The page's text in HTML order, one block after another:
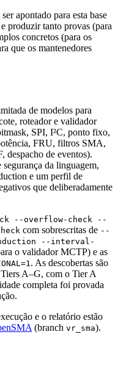
apontado para esta base
produzir tanto provas (para
concretos (para os
que os mantenedores
de modelos para
roteador e validador
SPI, I²C, ponto fixo,
FRU, filtros SMA,
despacho de eventos).
da linguagem,
e um perfil de
que deliberadamente
--overflow-check --
com sobrescritas de --
--interval-
o validador MCTP) e as
. As descobertas são
Tiers A–G, com o Tier A
completa foi provada
e o relatório estão
(branch vr_sma).